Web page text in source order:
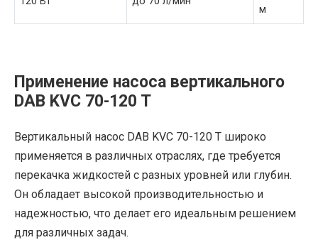
м
Применение насоса вертикального
DAB KVC 70-120 T
Вертикальный насос DAB KVC 70-120 T широко
применяется в различных отраслях, где требуется
перекачка жидкостей с разных уровней или глубин.
Он обладает высокой производительностью и
надежностью, что делает его идеальным решением
для различных задач.